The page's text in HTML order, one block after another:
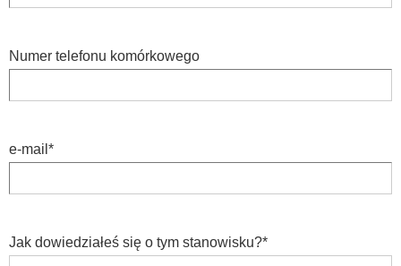
Numer telefonu komórkowego
e-mail *
Jak dowiedziałeś się o tym stanowisku?*